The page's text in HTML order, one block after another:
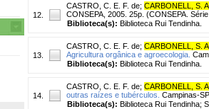
12.
CASTRO, C. E. F. de; CARBONELL, S.
CONSEPA, 2005. 25p. (CONSEPA.
Biblioteca(s): Biblioteca Rui Tendinha.
13.
CASTRO, C. E. F. de; CARBONELL, S.
Agricultura orgânica e agroecologia.
Biblioteca(s): Biblioteca Rui Tendinha.
14.
CASTRO, C. E. F. de; CARBONELL, S.
outras raízes e tubérculos. Campinas-
Biblioteca(s): Biblioteca Rui Tendinha;